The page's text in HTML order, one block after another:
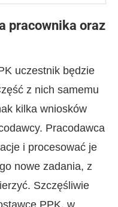
pracownika oraz
uczestnik będzie
z nich samemu
kilka wniosków
Pracodawca
i procesować je
nowe zadania, z
Szczęśliwie
PPK, w